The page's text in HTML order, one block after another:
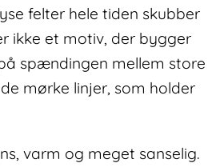
felter hele tiden skubber
ikke et motiv, der bygger
spændingen mellem store
mørke linjer, som holder
varm og meget sanselig.